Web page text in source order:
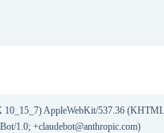
10_15_7) AppleWebKit/537.36
1.0; +claudebot@anthropic.com)